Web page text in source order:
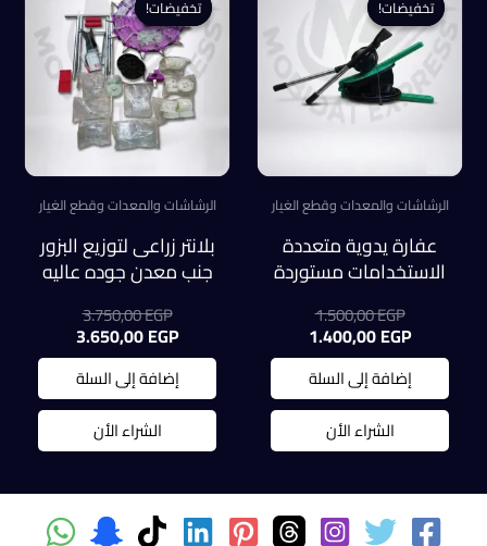
تخفيضات!
تخفيضات!
الرشاشات والمعدات وقطع الغيار
عفارة يدوية متعددة
الاستخدامات مستوردة
1.500,00EGP السعر
الأصلي
هو:
1.500,00 EGP.
1.400,00EGP
الحالي
هو:
1.400,00 EGP.
إضافة إلى السلة
الشراء الأن
تخفيضات!
تخفيضات!
الرشاشات والمعدات وقطع الغيار
بلانتر زراعى لتوزيع البزور
جنب معدن جوده عاليه
3.750,00EGP السعر
الأصلي
هو:
3.750,00 EGP.
3.650,00EGP السعر
الحالي
هو:
3.650,00 EGP.
إضافة إلى السلة
الشراء الأن